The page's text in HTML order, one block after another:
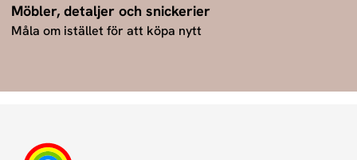
Möbler, detaljer och snickerier
Måla om istället för att köpa nytt